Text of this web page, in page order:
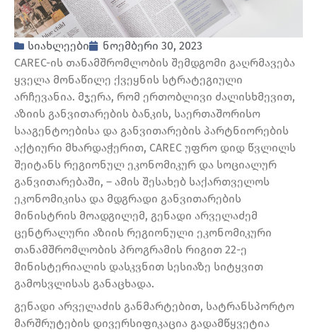
სიახლეები
ნოემბერი 30, 2023
CAREC-ის თანამშრომლობის შემდგომი გაღრმავება
ყველა მონაწილე ქვეყნის სტრატეგიული
არჩევანია. მჯერა, რომ ერთობლივი ძალისხმევით,
აზიის განვითარების ბანკის, საერთაშორისო
სააგენტოებისა და განვითარების პარტნიორების
აქტიური მხარდაჭერით, CAREC უფრო დიდ წვლილს
შეიტანს რეგიონულ ეკონომიკურ და სოციალურ
განვითარებაში, – ამის შესახებ საქართველოს
ეკონომიკისა და მდგრადი განვითარების
მინისტრის მოადგილემ, გენადი არველაძემ
ცენტრალური აზიის რეგიონული ეკონომიკური
თანამშრომლობის პროგრამის რიგით 22-ე
მინისტერიალის დასკვნით სესიაზე სიტყვით
გამოსვლისას განაცხადა.
გენადი არველაძის განმარტებით, სატრანსპორტო
მარშრუტების დივერსიფიკაცია გადამწყვეტია